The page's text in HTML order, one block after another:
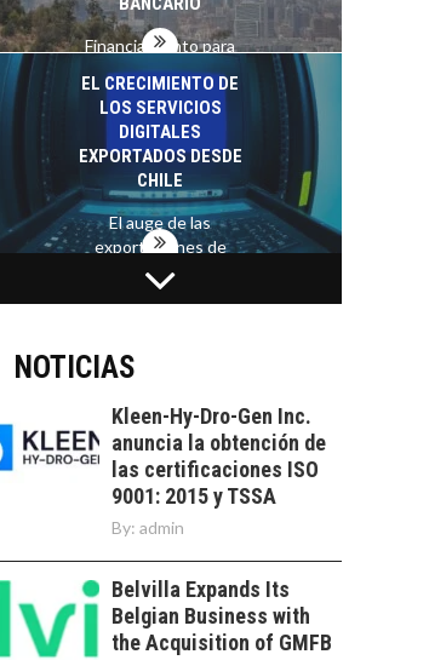
Financiamiento para
pymes en Chile:
alternativas que
trascienden el
crédito…
EL CRECIMIENTO DE
LOS SERVICIOS
DIGITALES
EXPORTADOS DESDE
CHILE
El auge de las
exportaciones de
servicios digitales en
Chile:…
TURISMO EN EL
DESIERTO DE
OPORTUNIDADES
PARA EL
DESARROLLO LOCAL
El Desierto de
Atacama: Motor
Estratégico para el
Desarrollo Turístico…
LA INDUSTRIA
MINERA CHILENA
FRENTE AL DESAFÍO
DE LA
SOSTENIBILIDAD
Minería chilena: un
pilar estratégico ante
NOTICIAS
Kleen-Hy-Dro-Gen Inc.
anuncia la obtención de
las certificaciones ISO
9001: 2015 y TSSA
By: admin
Belvilla Expands Its
Belgian Business with
the Acquisition of GMFB